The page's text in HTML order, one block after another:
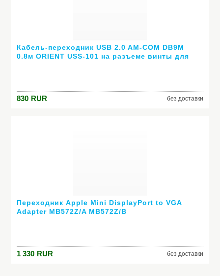
Кабель-переходник USB 2.0 AM-COM DB9M
0.8м ORIENT USS-101 на разъеме винты для
830 RUR без доставки
Переходник Apple Mini DisplayPort to VGA
Adapter MB572Z/A МВ572Z/B
1 330 RUR без доставки